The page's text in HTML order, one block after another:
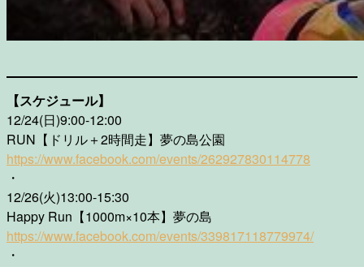
【スケジュール】
12/24(日)9:00-12:00
RUN【ドリル＋2時間走】夢の島公園
https://www.facebook.com/events/262927830114778
・
12/26(火)13:00-15:30
Happy Run【1000m×10本】夢の島
https://www.facebook.com/events/339817118779974/
・